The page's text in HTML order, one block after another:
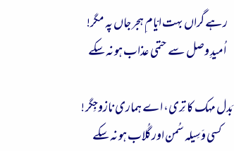
رہے گراں بہت ایّام ِہجر جاں پہ مگر!
اُمیدِ وصل سے حتمی عذاب ہو نہ سکے
بَدل مہک کا تِری، اے ہماری نازوجِگر !
کسی وَسِیلہ سُمن اور گُلاب ہو نہ سکے